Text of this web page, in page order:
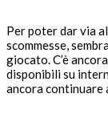
Per poter dar via
scommesse,
giocato. C’è
disponibili su
ancora continuare